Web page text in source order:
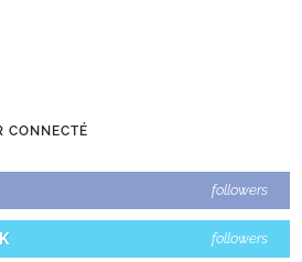
CONNECTÉ
followers
followers